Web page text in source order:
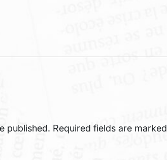
published. Required fields are marked